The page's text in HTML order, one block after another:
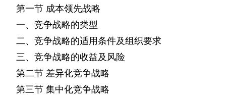
第一节 成本领先战略
一、竞争战略的类型
二、竞争战略的适用条件及组织要求
三、竞争战略的收益及风险
第二节 差异化竞争战略
第三节 集中化竞争战略